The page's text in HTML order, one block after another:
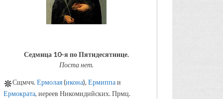
Седмица 10-я по Пятидесятнице.
Поста нет.
Сщмчч.Ермолая(икона), Ермиппаи
Ермократа, иереев Никомидийских. Прмц.